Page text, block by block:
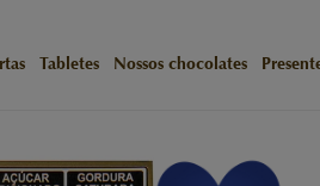
Tabletes Nossos chocolates